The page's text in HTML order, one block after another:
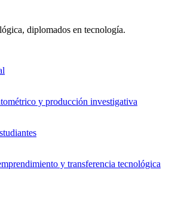
diplomados en tecnología.
y producción investigativa
y transferencia tecnológica